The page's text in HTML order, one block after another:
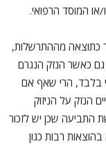
המוסד הרפואי.
כתוצאה מההתרשלות,
כאשר הנזק הנגרם
בלבד, הרי שאף אם
הנזק על הניזוק
שכן יש לזכור
רבות כגון